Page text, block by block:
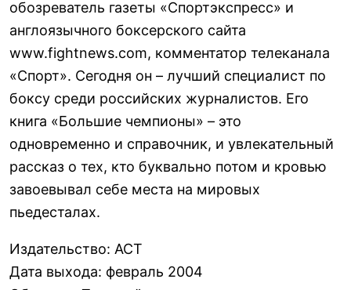
обозреватель газеты «Спортэкспресс» и
англоязычного боксерского сайта
www.fightnews.com, комментатор телеканала
«Спорт». Сегодня он – лучший специалист по
боксу среди российских журналистов. Его
книга «Большие чемпионы» – это
одновременно и справочник, и увлекательный
рассказ о тех, кто буквально потом и кровью
завоевывал себе места на мировых
пьедесталах.
Издательство: АСТ
Дата выхода: февраль 2004